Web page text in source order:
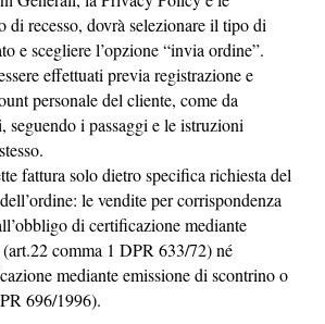
recesso, dovrà selezionare il tipo di
e scegliere l’opzione “invia ordine”.
effettuati previa registrazione e
personale del cliente, come da
seguendo i passaggi e le istruzioni
fattura solo dietro specifica richiesta del
le vendite per corrispondenza
di certificazione mediante
comma 1 DPR 633/72) né
mediante emissione di scontrino o
696/1996).